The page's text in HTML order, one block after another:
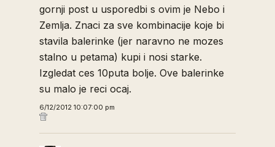
gornji post u usporedbi s ovim je Nebo i
Zemlja. Znaci za sve kombinacije koje bi
stavila balerinke (jer naravno ne mozes
stalno u petama) kupi i nosi starke.
Izgledat ces 10puta bolje. Ove balerinke
su malo je reci ocaj.
6/12/2012 10:07:00 pm